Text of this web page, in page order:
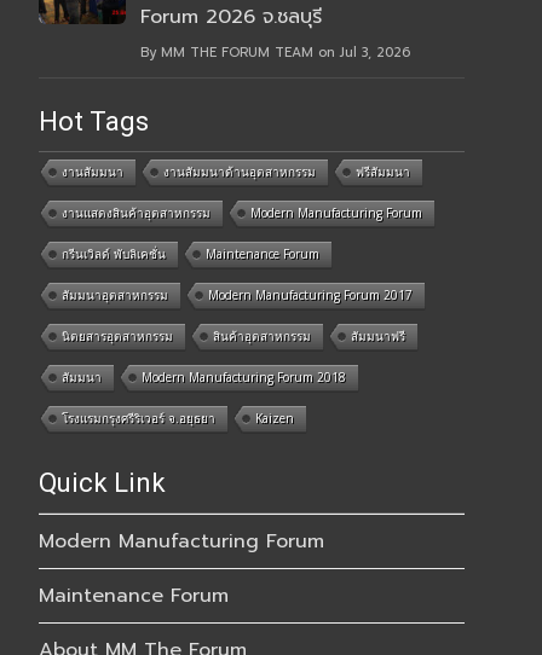
Forum 2026 จ.ชลบุรี
By MM THE FORUM TEAM on Jul 3, 2026
Hot Tags
งานสัมมนา งานสัมมนาด้านอุตสาหกรรม ฟรีสัมมนา
งานแสดงสินค้าอุตสาหกรรม Modern Manufacturing Forum
กรีนเวิลด์ พับลิเคชั่น Maintenance Forum
สัมมนาอุตสาหกรรม Modern Manufacturing Forum 2017
นิตยสารอุตสาหกรรม สินค้าอุตสาหกรรม สัมมนาฟรี
สัมมนา Modern Manufacturing Forum 2018
โรงแรมกรุงศรีริเวอร์ จ.อยุธยา Kaizen
Quick Link
Modern Manufacturing Forum
Maintenance Forum